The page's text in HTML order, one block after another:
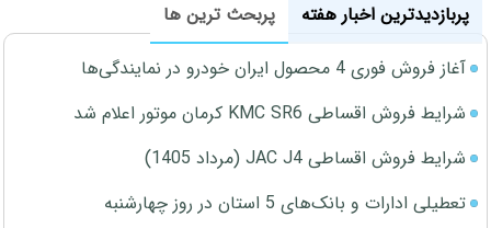
پربازدیدترین اخبار هفته
پربحث ترین ها
آغاز فروش فوری 4 محصول ایران خودرو در نمایندگی‌ها
شرایط فروش اقساطی KMC SR6 کرمان موتور اعلام شد
شرایط فروش اقساطی JAC J4 (مرداد 1405)
تعطیلی ادارات و بانک‌های 5 استان در روز چهارشنبه